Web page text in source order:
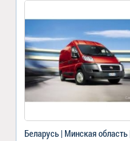
Беларусь | Минская